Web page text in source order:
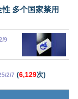
多个国家禁用
9
2/7 (6,129次)